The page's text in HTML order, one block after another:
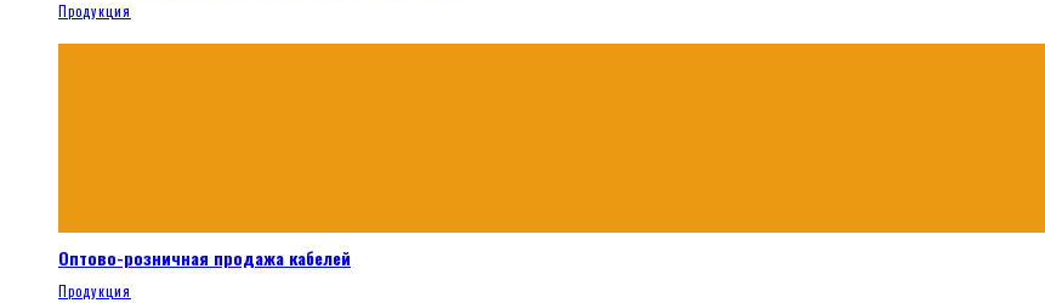
Продукция
Оптово-розничная продажа кабелей
Продукция